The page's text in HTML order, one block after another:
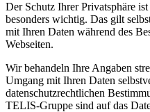
Der Schutz Ihrer Privatsphäre
besonders wichtig. Das gilt
mit Ihren Daten während des
Webseiten.
Wir behandeln Ihre Angaben
Umgang mit Ihren Daten
datenschutzrechtlichen
TELIS-Gruppe sind auf das